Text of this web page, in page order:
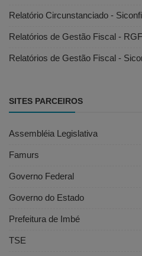
Relatório Circunstanciado -
Relatórios de Gestão Fiscal - RGF
Relatórios de Gestão Fiscal -
SITES PARCEIROS
Assembléia Legislativa
Famurs
Governo Federal
Governo do Estado
Prefeitura de Imbé
TSE